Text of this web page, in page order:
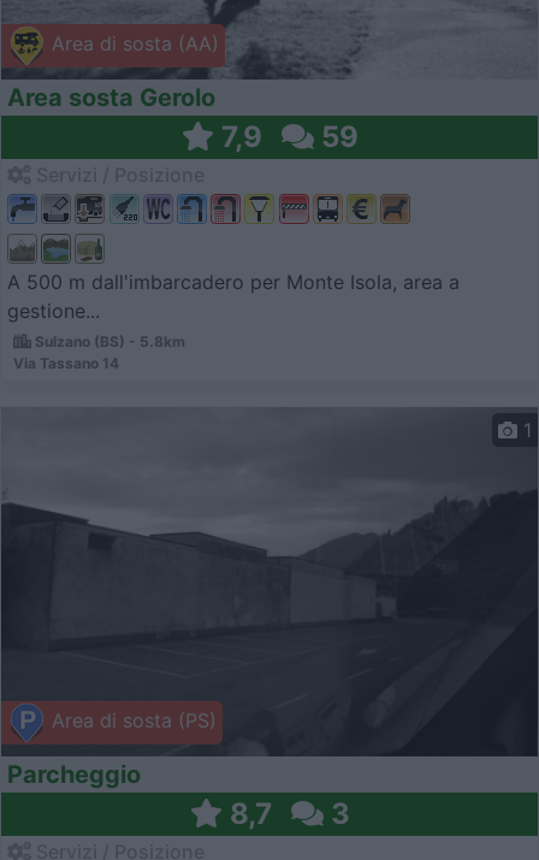
Area di sosta (AA)
Area sosta Gerolo
7,9 59
A 500 m dall'imbarcadero per Monte Isola, area a
gestione...
Sulzano (BS) - 5.8km
Via Tassano 14
Area di sosta (PS)
1
Parcheggio
8,7 3